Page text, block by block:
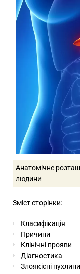
Анатомічне
людини
Зміст сторінки:
Класифікація
Причини
Клінічні прояви
Діагностика
Злоякісні